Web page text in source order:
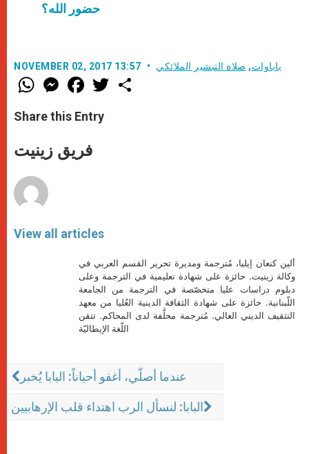
حضور الله؟
NOVEMBER 02, 2017 13:57 باباوات, صلاة التبشير الملائكي
W
h
t
s
p
p
M
e
s
e
g
e
F
a
e
b
o
k
w
Share this Entry
فريق زينيت
View all articles
ألين كنعان إيليا، مُترجمة ومديرة تحرير القسم العربي في
وكالة زينيت. حائزة على شهادة تعليمية في الترجمة وعلى
دبلوم دراسات عليا متخصّصة في الترجمة من الجامعة
اللّبنانية. حائزة على شهادة الثقافة الدينية العُليا من معهد
التثقيف الديني العالي. مُترجمة محلَّفة لدى المحاكم. تتقن
اللّغة الإيطاليّة
عندما أصلّي، أغفو أحياناً: البابا يُخبر
البابا: لنسأل الرب اهتداء قلب الإرهابيين